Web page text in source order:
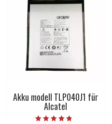
Akku modell TLP040J1 für
Alcatel